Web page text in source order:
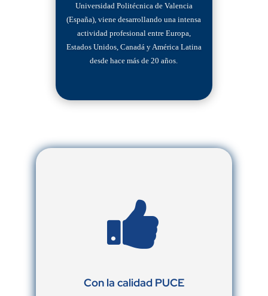
Universidad Politécnica de Valencia
(España), viene desarrollando una intensa
actividad profesional entre Europa,
Estados Unidos, Canadá y América Latina
desde hace más de 20 años.

Con la calidad PUCE